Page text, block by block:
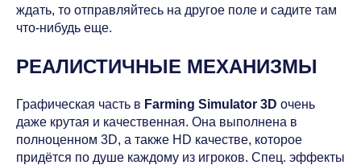
ждать, то отправляйтесь на другое поле и садите там
что-нибудь еще.
РЕАЛИСТИЧНЫЕ МЕХАНИЗМЫ
Графическая часть в Farming Simulator 3D очень
даже крутая и качественная. Она выполнена в
полноценном 3D, а также HD качестве, которое
придётся по душе каждому из игроков. Спец. эффекты